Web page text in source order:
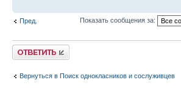
Пред. Показать сообщения за:
Ответить
Вернуться в Поиск однокласников и сослуживцев